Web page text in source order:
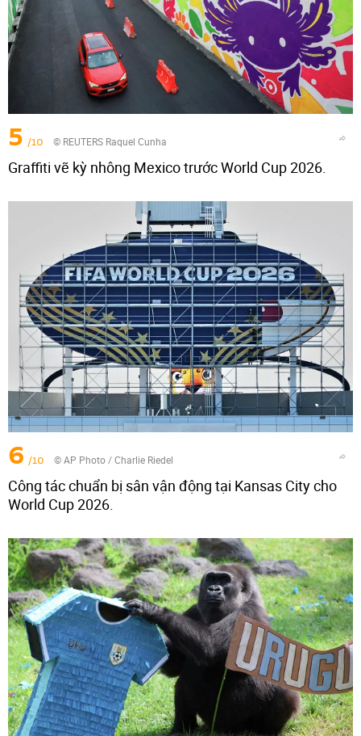
5 /10 © REUTERS Raquel Cunha
Graffiti vẽ kỳ nhông Mexico trước World Cup 2026.
6 /10 © AP Photo / Charlie Riedel
Công tác chuẩn bị sân vận động tại Kansas City cho
World Cup 2026.